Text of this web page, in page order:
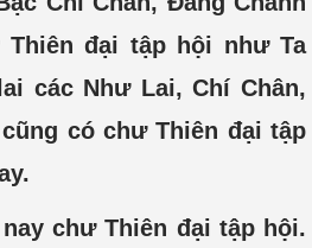
đại tập hội như Ta
các Như Lai, Chí Chân,
có chư Thiên đại tập
nay chư Thiên đại tập hội.